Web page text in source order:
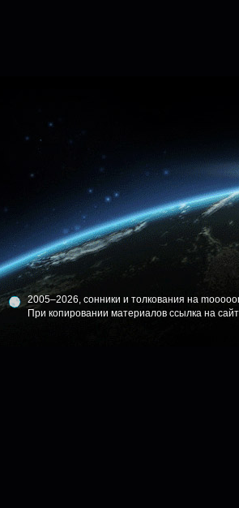
2005–2026, сонники и толкования на
При копировании материалов ссылка на